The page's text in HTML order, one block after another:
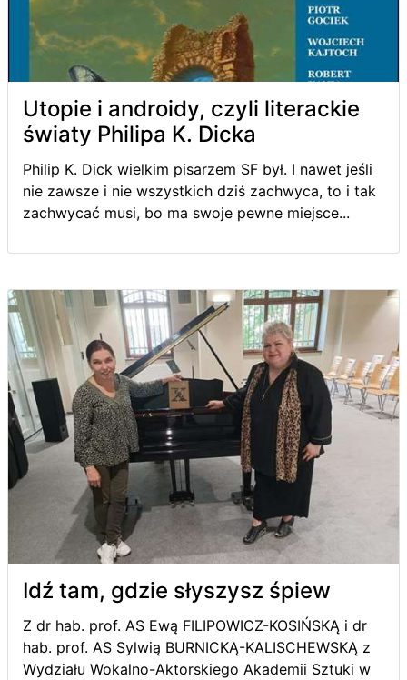
Utopie i androidy, czyli literackie
światy Philipa K. Dicka
Philip K. Dick wielkim pisarzem SF był. I nawet jeśli
nie zawsze i nie wszystkich dziś zachwyca, to i tak
zachwycać musi, bo ma swoje pewne miejsce...
Idź tam, gdzie słyszysz śpiew
Z dr hab. prof. AS Ewą FILIPOWICZ-KOSIŃSKĄ i dr
hab. prof. AS Sylwią BURNICKĄ-KALISCHEWSKĄ z
Wydziału Wokalno-Aktorskiego Akademii Sztuki w